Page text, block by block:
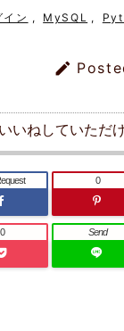
ン , MySQL ,

いねしていただ
0
0 Send